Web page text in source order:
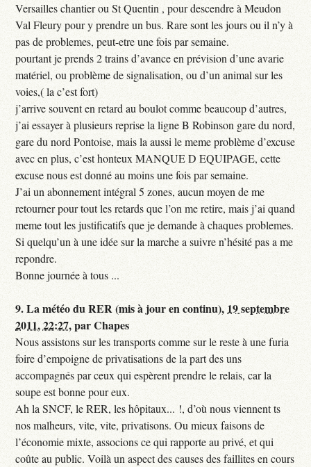
Versailles chantier ou St Quentin , pour descendre à Meudon
Val Fleury pour y prendre un bus. Rare sont les jours ou il n’y à
pas de problemes, peut-etre une fois par semaine.
pourtant je prends 2 trains d’avance en prévision d’une avarie
matériel, ou problème de signalisation, ou d’un animal sur les
voies,( la c’est fort)
j’arrive souvent en retard au boulot comme beaucoup d’autres,
j’ai essayer à plusieurs reprise la ligne B Robinson gare du nord,
gare du nord Pontoise, mais la aussi le meme problème d’excuse
avec en plus, c’est honteux MANQUE D EQUIPAGE, cette
excuse nous est donné au moins une fois par semaine.
J’ai un abonnement intégral 5 zones, aucun moyen de me
retourner pour tout les retards que l’on me retire, mais j’ai quand
meme tout les justificatifs que je demande à chaques problemes.
Si quelqu’un à une idée sur la marche a suivre n’hésité pas a me
repondre.
Bonne journée à tous ...
9.La météo du RER (mis à jour en continu), 19 septembre
2011, 22:27,parChapes
Nous assistons sur les transports comme sur le reste à une furia
foire d’empoigne de privatisations de la part des uns
accompagnés par ceux qui espèrent prendre le relais, car la
soupe est bonne pour eux.
Ah la SNCF, le RER, les hôpitaux... !, d’où nous viennent ts
nos malheurs, vite, vite, privatisons. Ou mieux faisons de
l’économie mixte, associons ce qui rapporte au privé, et qui
coûte au public. Voilà un aspect des causes des faillites en cours